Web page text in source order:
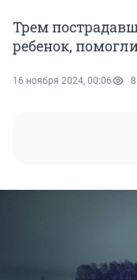
Трем
ребенок,
16 ноября 2024, 00:06